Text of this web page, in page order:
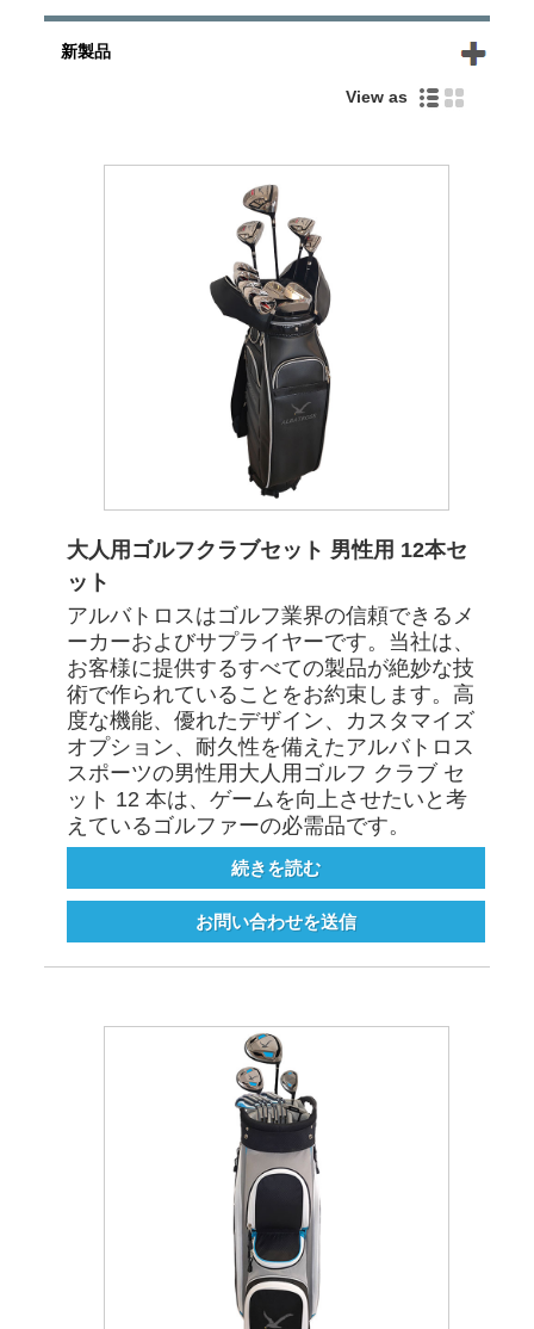
新製品
View as
大人用ゴルフクラブセット 男性用 12本セ
ット
アルバトロスはゴルフ業界の信頼できるメ
ーカーおよびサプライヤーです。当社は、
お客様に提供するすべての製品が絶妙な技
術で作られていることをお約束します。高
度な機能、優れたデザイン、カスタマイズ
オプション、耐久性を備えたアルバトロス
スポーツの男性用大人用ゴルフ クラブ セ
ット 12 本は、ゲームを向上させたいと考
えているゴルファーの必需品です。
続きを読む
お問い合わせを送信